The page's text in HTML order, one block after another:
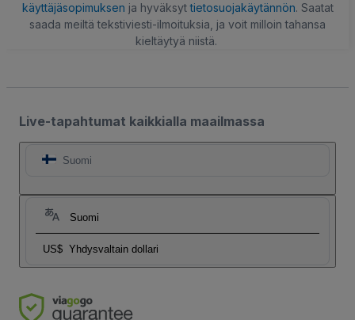
käyttäjäsopimuksen ja hyväksyttietosuojakäytännön. Saatat
saada meiltä tekstiviesti-ilmoituksia, ja voit milloin tahansa
kieltäytyä niistä.
Live-tapahtumat kaikkialla maailmassa
Suomi
Suomi
US$ Yhdysvaltain dollari